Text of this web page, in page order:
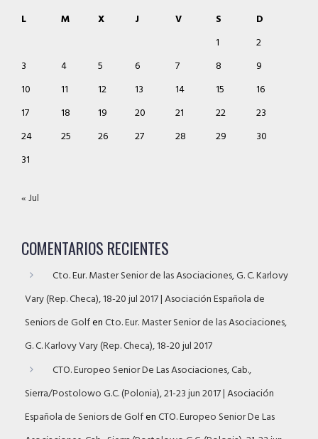
L
M X J V S
D
1
2
3
4 5 6 7 8
9
10
11 12 13 14 15
16
17
18 19 20 21 22
23
24
25 26 27 28 29
30
31
« Jul
COMENTARIOS RECIENTES
Cto. Eur. Master Senior de las Asociaciones, G. C. Karlovy
Vary (Rep. Checa), 18-20 jul 2017 | Asociación Española de
Seniors de GolfenCto. Eur. Master Senior de las Asociaciones,
G. C. Karlovy Vary (Rep. Checa), 18-20 jul 2017
CTO. Europeo Senior De Las Asociaciones, Cab.,
Sierra/Postolowo G.C. (Polonia), 21-23 jun 2017 | Asociación
Española de Seniors de GolfenCTO. Europeo Senior De Las